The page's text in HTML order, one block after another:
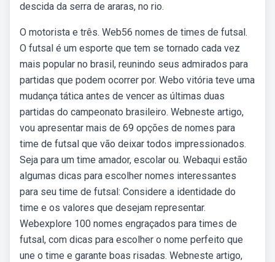
descida da serra de araras, no rio.
O motorista e três. Web56 nomes de times de futsal.
O futsal é um esporte que tem se tornado cada vez
mais popular no brasil, reunindo seus admirados para
partidas que podem ocorrer por. Webo vitória teve uma
mudança tática antes de vencer as últimas duas
partidas do campeonato brasileiro. Webneste artigo,
vou apresentar mais de 69 opções de nomes para
time de futsal que vão deixar todos impressionados.
Seja para um time amador, escolar ou. Webaqui estão
algumas dicas para escolher nomes interessantes
para seu time de futsal: Considere a identidade do
time e os valores que desejam representar.
Webexplore 100 nomes engraçados para times de
futsal, com dicas para escolher o nome perfeito que
une o time e garante boas risadas. Webneste artigo,